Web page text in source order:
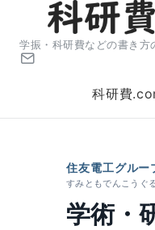
学振・科研費などの書き方
科研費
住友電工グルー
すみともでんこうぐ
学術・